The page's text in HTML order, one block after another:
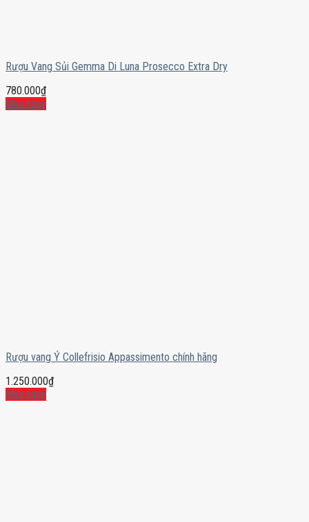
Rượu Vang Sủi Gemma Di Luna Prosecco Extra Dry
780.000₫
Mua ngay
Rượu vang Ý Collefrisio Appassimento chính hãng
1.250.000₫
Mua ngay